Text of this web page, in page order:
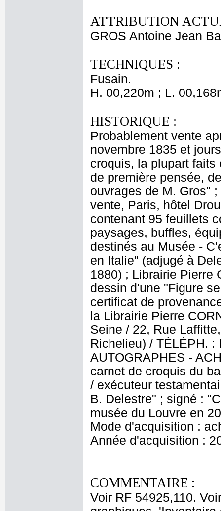
ATTRIBUTION
GROS Antoine Jean
TECHNIQUES :
Fusain.
H. 00,220m ; L.
HISTORIQUE :
Probablement vente
novembre 1835 et
croquis, la plupart faits
de première pensée,
ouvrages de M. Gros"
vente, Paris, hôtel
contenant 95 feuillets
paysages, buffles,
destinés au Musée -
en Italie" (adjugé à
1880) ; Librairie Pierre
dessin d'une "Figure
certificat de
la Librairie Pierre
Seine / 22, Rue
Richelieu) / TÉLÉPH. :
AUTOGRAPHES -
carnet de croquis du
/ exécuteur
B. Delestre" ; signé :
musée du Louvre en
Mode d'acquisition :
Année d'acquisition :
COMMENTAIRE :
Voir RF 54925,110.